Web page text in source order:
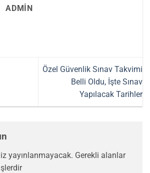
ADMIN
Özel Güvenlik Sınav Takvimi
Belli Oldu, İşte Sınav
Yapılacak Tarihler
yayınlanmayacak. Gerekli alanlar